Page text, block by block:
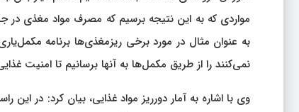
مواردی که به این نتیجه برسیم که مصرف مواد مغذی در
به عنوان مثال در مورد برخی ریزمغذی‌ها برنامه‌
نمی‌کنند را از طریق مکمل‌ها به آنها برسانیم تا امنیت
وی با اشاره به آمار دورریز مواد غذایی، بیان کرد: در